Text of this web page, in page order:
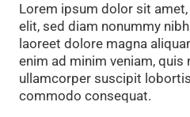
Lorem ipsum dolor sit
elit, sed diam nonummy
laoreet dolore magna
enim ad minim veniam,
ullamcorper suscipit
commodo consequat.